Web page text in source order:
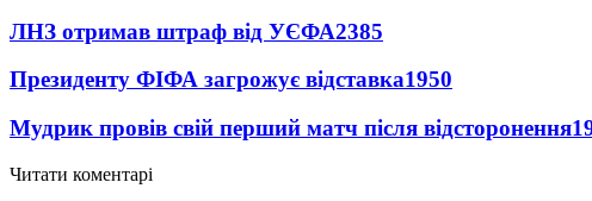
ЛНЗ отримав штраф від УЄФА2385
Президенту ФІФА загрожує відставка1950
Мудрик провів свій перший матч після відсторонення
Читати коментарі